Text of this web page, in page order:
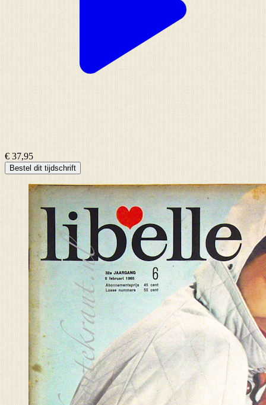
€ 37,95
Bestel dit tijdschrift